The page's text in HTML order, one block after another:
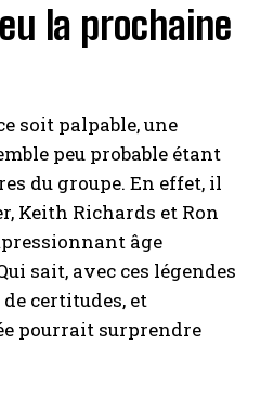
la prochaine
soit palpable, une
peu probable étant
du groupe. En effet, il
Keith Richards et Ron
âge
sait, avec ces légendes
certitudes, et
pourrait surprendre